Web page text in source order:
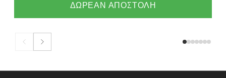
ΔΩΡΕΑΝ ΑΠΟΣΤΟΛΗ